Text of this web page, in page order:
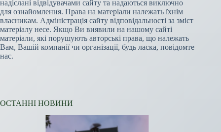
надіслані відвідувачами сайту та надаються виключно
для ознайомлення. Права на матеріали належать їхнім
власникам. Адміністрація сайту відповідальності за зміст
матеріалу несе. Якщо Ви виявили на нашому сайті
матеріали, які порушують авторські права, що належать
Вам, Вашій компанії чи організації, будь ласка, повідомте
нас.
ОСТАННІ НОВИНИ